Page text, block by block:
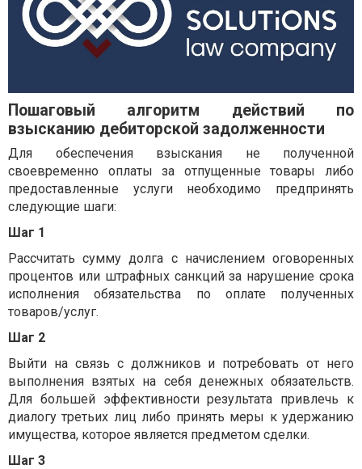
Пошаговый алгоритм действий по
взысканию дебиторской задолженности
Для обеспечения взыскания не полученной
своевременно оплаты за отпущенные товары либо
предоставленные услуги необходимо предпринять
следующие шаги:
Шаг 1
Рассчитать сумму долга с начислением оговоренных
процентов или штрафных санкций за нарушение срока
исполнения обязательства по оплате полученных
товаров/услуг.
Шаг 2
Выйти на связь с должников и потребовать от него
выполнения взятых на себя денежных обязательств.
Для большей эффективности результата привлечь к
диалогу третьих лиц либо принять меры к удержанию
имущества, которое является предметом сделки.
Шаг 3